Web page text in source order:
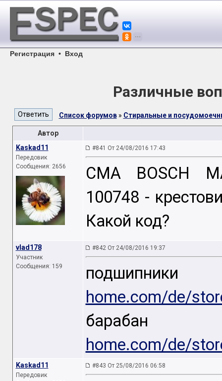
Регистрация • Вход
Различные
Список форумов» Стиральные и
Автор
Kaskad11
Передовик
Сообщения: 2656
#841 От 24/08/2016 17:43
СМА BOSCH
100748 -
Какой код?
vlad178
Участник
Сообщения: 159
#842 От 24/08/2016 19:37
home.com/de/
home.com/de/
Kaskad11
Передовик
#843 От 25/08/2016 06:58